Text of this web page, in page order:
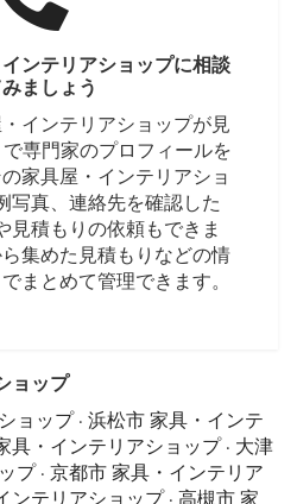
ンテリアショップに相談
ましょう
インテリアショップが見
専門家のプロフィールを
家具屋・インテリアショ
写真、連絡先を確認した
見積もりの依頼もできま
集めた見積もりなどの情
まとめて管理できます。
ョップ
ョップ· 浜松市 家具・インテ
具・インテリアショップ· 大津
プ· 京都市 家具・インテリア
ンテリアショップ· 高槻市 家